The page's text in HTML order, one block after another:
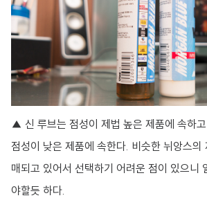
▲ 신 루브는 점성이 제법 높은 제품에 속하
점성이 낮은 제품에 속한다. 비슷한 뉘앙스의
매되고 있어서 선택하기 어려운 점이 있으니
야할듯 하다.